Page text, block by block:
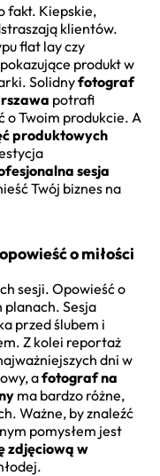
fakt. Kiepskie,
klientów.
flat lay czy
produkt w
Solidnyfotograf
potrafi
o Twoim produkcie. A
produktowych
sesja
Twój biznes na
o miłości
sesji. Opowieść o
planach. Sesja
przed ślubem i
Z kolei reportaż
dni w
afotograf na
ma bardzo różne,
Ważne, by znaleźć
pomysłem jest
zdjęciową w